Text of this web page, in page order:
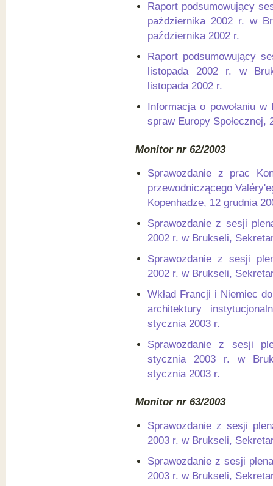
Raport podsumowujący
października 2002 r. w
października 2002 r.
Raport podsumowujący
listopada 2002 r. w
listopada 2002 r.
Informacja o powołaniu
spraw Europy Społecznej,
Monitor nr 62/2003
Sprawozdanie z prac
przewodniczącego
Kopenhadze, 12 grudnia
Sprawozdanie z sesji
2002 r. w Brukseli,
Sprawozdanie z sesji
2002 r. w Brukseli,
Wkład Francji i Niemiec
architektury
stycznia 2003 r.
Sprawozdanie z sesji
stycznia 2003 r. w
stycznia 2003 r.
Monitor nr 63/2003
Sprawozdanie z sesji
2003 r. w Brukseli,
Sprawozdanie z sesji
2003 r. w Brukseli,